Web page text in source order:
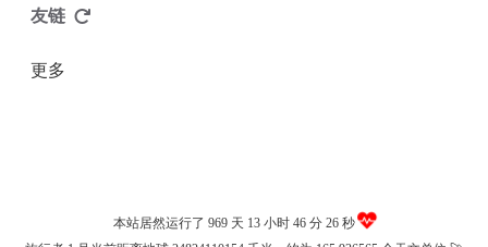
友链
更多
本站居然运行了 969 天 13 小时 46 分 26 秒